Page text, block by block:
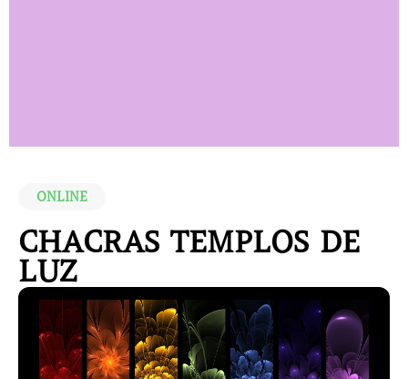
ONLINE
CHACRAS TEMPLOS DE
LUZ